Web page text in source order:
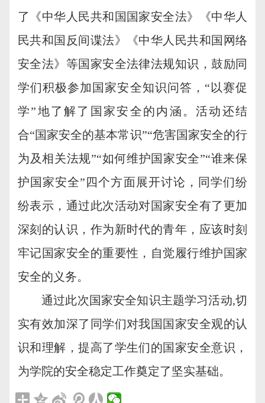
了《中华人民共和国国家安全法》《中华人
民共和国反间谍法》《中华人民共和国网络
安全法》等国家安全法律法规知识，鼓励同
学们积极参加国家安全知识问答，“以赛促
学”地了解了国家安全的内涵。活动还结
合“国家安全的基本常识”“危害国家安全的行
为及相关法规”“如何维护国家安全”“谁来保
护国家安全”四个方面展开讨论，同学们纷
纷表示，通过此次活动对国家安全有了更加
深刻的认识，作为新时代的青年，应该时刻
牢记国家安全的重要性，自觉履行维护国家
安全的义务。
通过此次国家安全知识主题学习活动,切
实有效加深了同学们对我国国家安全观的认
识和理解，提高了学生们的国家安全意识，
为学院的安全稳定工作奠定了坚实基础。